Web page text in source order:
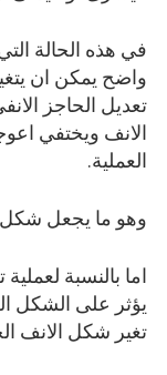
في هذه الحالة
واضح يمكن ان
تعديل الحاجز
الانف ويختفي
العملية.
وهو ما يجعل شكل
اما بالنسبة
يؤثر على الشكل
تغير شكل الانف